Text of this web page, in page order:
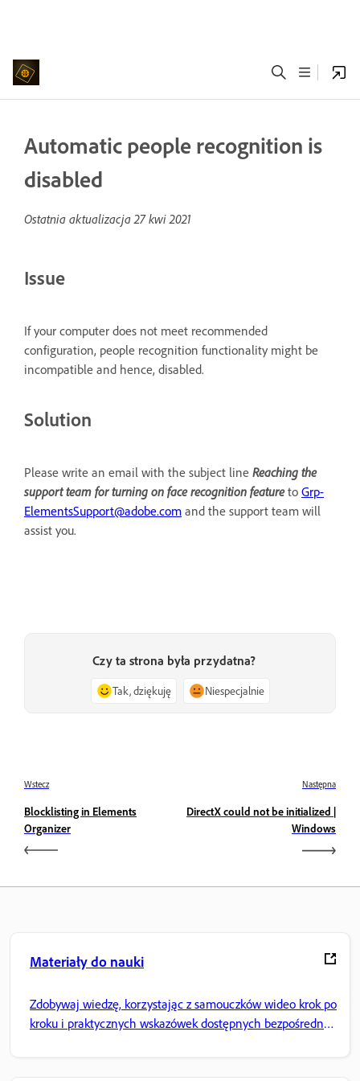
Automatic people recognition is
disabled
Ostatnia aktualizacja27 kwi 2021
Issue
If your computer does not meet recommended
configuration, people recognition functionality might be
incompatible and hence, disabled.
Solution
Please write an email with the subject line Reaching the
support team for turning on face recognition featureto Grp-
ElementsSupport@adobe.com and the support team will
assist you.
Czy ta strona była przydatna?
Tak, dziękuję Niespecjalnie
Wstecz
Blocklisting in Elements
Organizer
Następna
DirectX could not be initialized |
Windows
Materiały do nauki
Zdobywaj wiedzę, korzystając z samouczków wideo krok po
kroku i praktycznych wskazówek dostępnych bezpośrednio